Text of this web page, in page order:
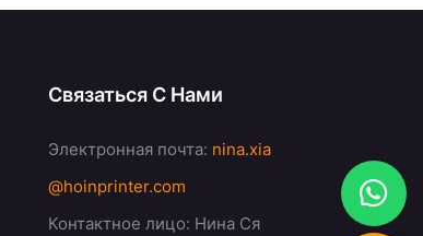
Связаться С Нами
Электронная почта: nina.xia
@hoinprinter.com
Контактное лицо: Нина Ся